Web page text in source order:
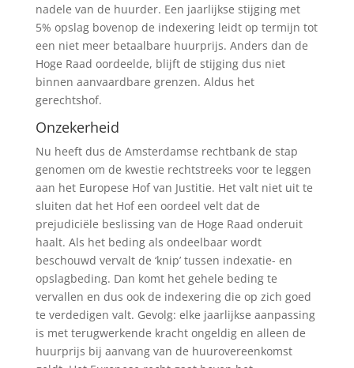
nadele van de huurder. Een jaarlijkse stijging met
5% opslag bovenop de indexering leidt op termijn tot
een niet meer betaalbare huurprijs. Anders dan de
Hoge Raad oordeelde, blijft de stijging dus niet
binnen aanvaardbare grenzen. Aldus het
gerechtshof.
Onzekerheid
Nu heeft dus de Amsterdamse rechtbank de stap
genomen om de kwestie rechtstreeks voor te leggen
aan het Europese Hof van Justitie. Het valt niet uit te
sluiten dat het Hof een oordeel velt dat de
prejudiciële beslissing van de Hoge Raad onderuit
haalt. Als het beding als ondeelbaar wordt
beschouwd vervalt de ‘knip’ tussen indexatie- en
opslagbeding. Dan komt het gehele beding te
vervallen en dus ook de indexering die op zich goed
te verdedigen valt. Gevolg: elke jaarlijkse aanpassing
is met terugwerkende kracht ongeldig en alleen de
huurprijs bij aanvang van de huurovereenkomst